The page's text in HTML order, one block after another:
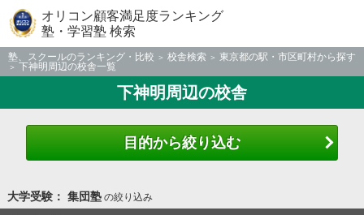
オリコン顧客満足度ランキング
塾・学習塾 検索
塾、スクールのランキング・比較 校舎検索
東京都の駅・市区町村から探す
下神明周辺の校舎一覧
下神明周辺の校舎
目的から絞り込む
大学受験： 集団塾の絞り込み